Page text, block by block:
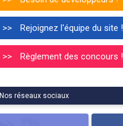
Rejoignez l'équipe du site !
Règlement des concours !
Nos réseaux sociaux